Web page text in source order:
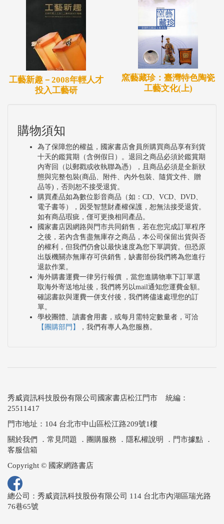
工藝新趣－2008年輕人才
投入工藝研
窯藝藏珍：臺灣特色陶瓷
工藝文化(上)
購物須知
為了保障您的權益，國家書店會員所購買商品享有到貨
十天的鑑賞期（含例假日）。退回之商品必須於鑑賞期
內寄回（以郵戳或收執聯為憑），且商品必須是全新狀
態與完整包裝(商品、附件、內外包裝、隨貨文件、贈
品等)，否則恕不接受退貨。
購買產品如為數位影音商品（如：CD、VCD、DVD、
電子書等），因受智慧財產權保護，恕無法接受退貨。
如有商品瑕疵，僅可更換相同產品。
國家書店因網路與門市共同銷售，若在您完成訂單程序
之後，若內含售盡無庫存之商品，本公司保留出貨與否
的權利，但我們仍會以最快速度為您下單調貨。但恐原
出版機關亦無庫存可供銷售，缺書部份我們將為您進行
退款作業。
海外購書運費一律另行報價 ，當您進購物車下訂單選
取海外寄送地址後，我們將另以mail通知您運費金額。
確認書款與運費一併支付後，我們將儘速處理您的訂
單。
學校團體、讀書會用書，或每月需特定數量者，可洽
【團購部門】
，我們有專人為您服務。
秀威資訊科技股份有限公司國家書店松江門市 統編：
25511417
門市地址：104 台北市中山區松江路209號1樓
關於我們
． 常見問題 ． 團購服務 ． 隱私權說明 ． 門市據點 ．
客服信箱
Copyright © 國家網路書店
總公司：秀威資訊科技股份有限公司 114 台北市內湖區瑞光路
76巷65號